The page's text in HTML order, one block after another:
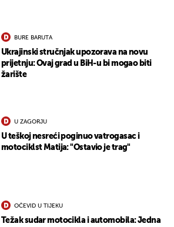
BURE BARUTA
Ukrajinski stručnjak upozorava na novu
prijetnju: Ovaj grad u BiH-u bi mogao biti
žarište
U ZAGORJU
U teškoj nesreći poginuo vatrogasac i
motociklst Matija: "Ostavio je trag"
OČEVID U TIJEKU
Težak sudar motocikla i automobila: Jedna
NOTIFIKACIJE